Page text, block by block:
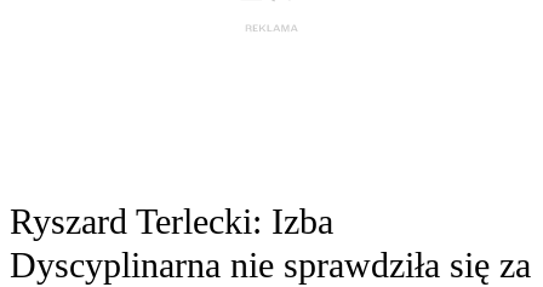
Ryszard Terlecki: Izba
Dyscyplinarna nie sprawdziła się za